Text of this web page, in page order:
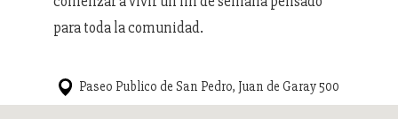
para toda la comunidad.
Paseo Publico de San Pedro, Juan de Garay 500